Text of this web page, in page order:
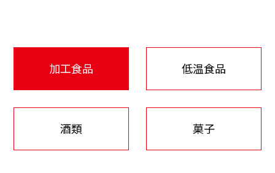
加工食品 低温食品
酒類 菓子